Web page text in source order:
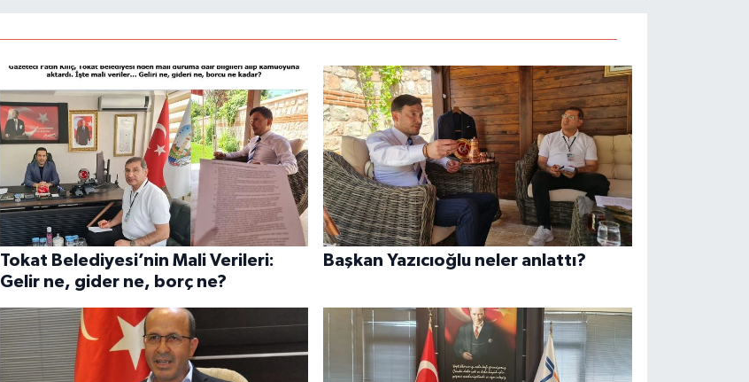
Tokat Belediyesi’nin Mali Verileri:
Gelir ne, gider ne, borç ne?
Başkan Yazıcıoğlu neler anlattı?